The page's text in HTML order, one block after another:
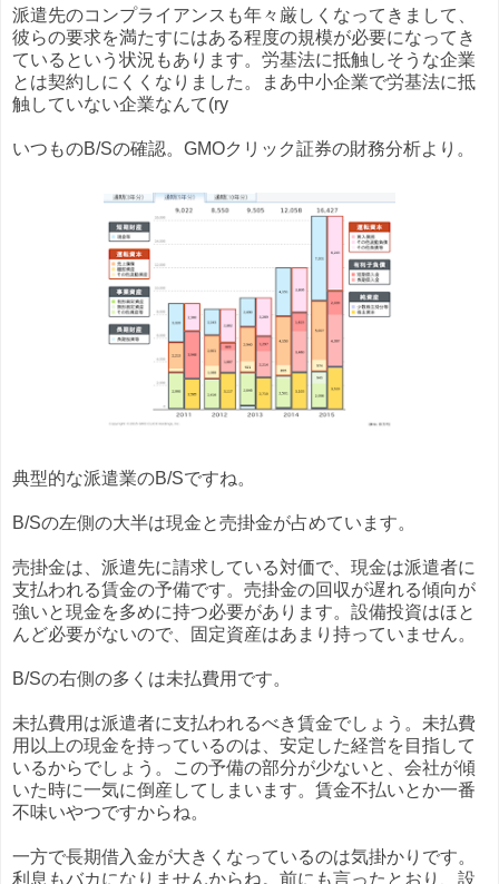
派遣先のコンプライアンスも年々厳しくなってきまして、
彼らの要求を満たすにはある程度の規模が必要になってき
ているという状況もあります。労基法に抵触しそうな企業
とは契約しにくくなりました。まあ中小企業で労基法に抵
触していない企業なんて(ry
いつものB/Sの確認。GMOクリック証券の財務分析より。
典型的な派遣業のB/Sですね。
B/Sの左側の大半は現金と売掛金が占めています。
売掛金は、派遣先に請求している対価で、現金は派遣者に
支払われる賃金の予備です。売掛金の回収が遅れる傾向が
強いと現金を多めに持つ必要があります。設備投資はほと
んど必要がないので、固定資産はあまり持っていません。
B/Sの右側の多くは未払費用です。
未払費用は派遣者に支払われるべき賃金でしょう。未払費
用以上の現金を持っているのは、安定した経営を目指して
いるからでしょう。この予備の部分が少ないと、会社が傾
いた時に一気に倒産してしまいます。賃金不払いとか一番
不味いやつですからね。
一方で長期借入金が大きくなっているのは気掛かりです。
利息もバカになりませんからね。前にも言ったとおり、設